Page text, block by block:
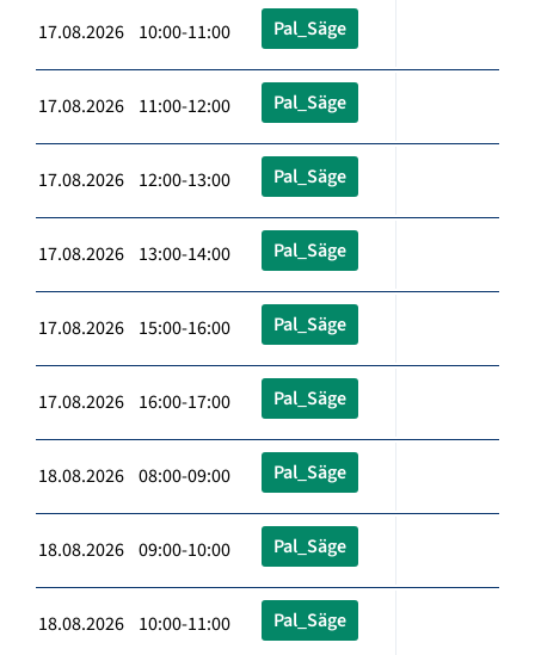
17.08.2026 10:00-11:00 Pal_Säge
17.08.2026 11:00-12:00 Pal_Säge
17.08.2026 12:00-13:00 Pal_Säge
17.08.2026 13:00-14:00 Pal_Säge
17.08.2026 15:00-16:00 Pal_Säge
17.08.2026 16:00-17:00 Pal_Säge
18.08.2026 08:00-09:00 Pal_Säge
18.08.2026 09:00-10:00 Pal_Säge
18.08.2026 10:00-11:00 Pal_Säge